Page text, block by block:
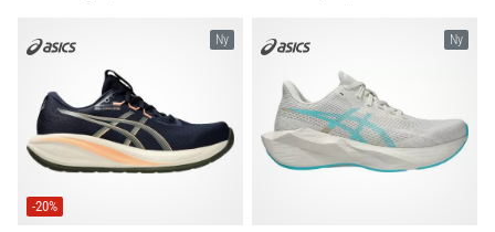
Ny
-20%
Ny